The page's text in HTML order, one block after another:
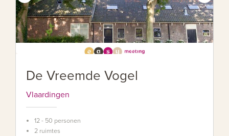
De Vreemde Vogel
Vlaardingen
12 - 50 personen
2 ruimtes